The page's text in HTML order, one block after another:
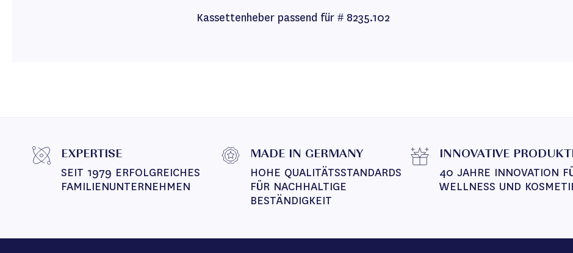
Kassettenheber passend für # 8235.102
EXPERTISE
SEIT 1979 ERFOLGREICHES
FAMILIENUNTERNEHMEN
MADE IN GERMANY
HOHE QUALITÄTSSTANDARDS
FÜR NACHHALTIGE
BESTÄNDIGKEIT
INNOVATIVE
40 JAHRE INNOVATION
WELLNESS UND